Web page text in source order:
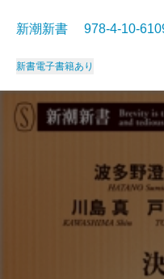
新潮新書 978-4-10-
新書電子書籍あり